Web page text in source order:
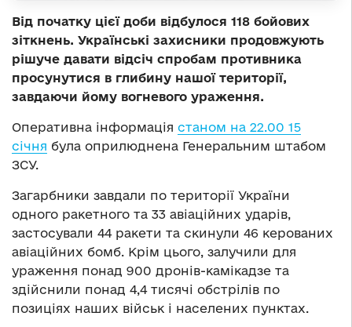
Від початку цієї доби відбулося 118 бойових
зіткнень. Українські захисники продовжують
рішуче давати відсіч спробам противника
просунутися в глибину нашої території,
завдаючи йому вогневого ураження.
Оперативна інформація станом на 22.00 15
січня була оприлюднена Генеральним штабом
ЗСУ.
Загарбники завдали по території України
одного ракетного та 33 авіаційних ударів,
застосували 44 ракети та скинули 46 керованих
авіаційних бомб. Крім цього, залучили для
ураження понад 900 дронів-камікадзе та
здійснили понад 4,4 тисячі обстрілів по
позиціях наших військ і населених пунктах.